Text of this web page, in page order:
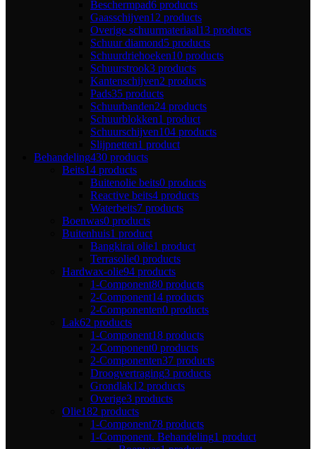
Beschermpad6 products
Gaasschijven12 products
Overige schuurmateriaal13 products
Schuur diamond5 products
Schuurdriehoeken10 products
Schuurstrook3 products
Kantenschijven2 products
Pads35 products
Schuurbanden24 products
Schuurblokken1 product
Schuurschijven104 products
Slijpnetten1 product
Behandeling430 products
Beits14 products
Buitenolie beits0 products
Reactive beits4 products
Waterbeits7 products
Boenwas0 products
Buitenhuis1 product
Bangkirai olie1 product
Terrasolie0 products
Hardwax-olie94 products
1-Component80 products
2-Component14 products
2-Componenten0 products
Lak62 products
1-Component18 products
2-Component0 products
2-Componenten37 products
Droogvertraging3 products
Grondlak12 products
Overige3 products
Olie182 products
1-Component78 products
1-Component. Behandeling1 product